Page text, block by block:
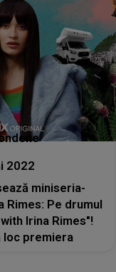
2022
miniseria-
Rimes: Pe drumul
Irina Rimes"!
loc premiera